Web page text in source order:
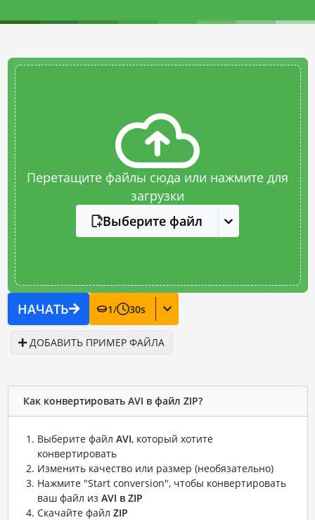
Перетащите файлы сюда или нажмите для
загрузки
Выберите файл
НАЧАТЬ 1/ 30s
ДОБАВИТЬ ПРИМЕР ФАЙЛА
Как конвертировать AVI в файл ZIP?
Выберите файл AVI, который хотите
конвертировать
Изменить качество или размер (необязательно)
Нажмите "Start conversion", чтобы конвертировать
ваш файл из AVI в ZIP
Скачайте файл ZIP